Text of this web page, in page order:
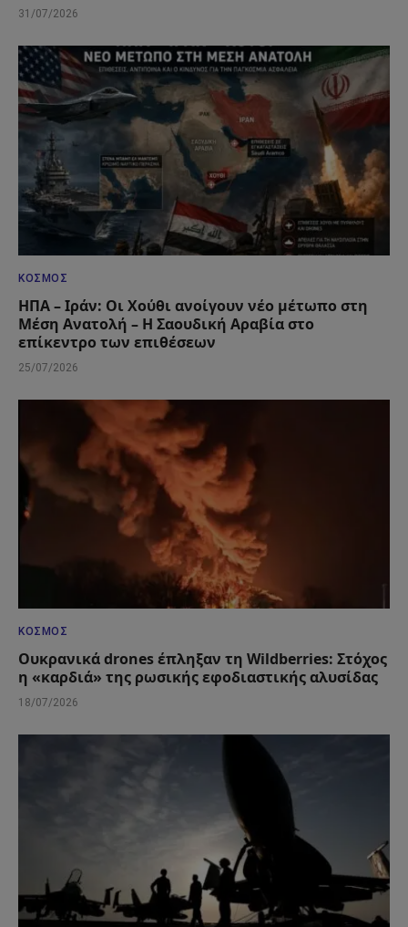
31/07/2026
ΚΌΣΜΟΣ
ΗΠΑ – Ιράν: Οι Χούθι ανοίγουν νέο μέτωπο στη
Μέση Ανατολή – Η Σαουδική Αραβία στο
επίκεντρο των επιθέσεων
25/07/2026
ΚΌΣΜΟΣ
Ουκρανικά drones έπληξαν τη Wildberries: Στόχος
η «καρδιά» της ρωσικής εφοδιαστικής αλυσίδας
18/07/2026